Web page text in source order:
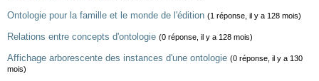
Ontologie pour la famille et le monde de l'édition (1 réponse, il y a 128 mois)
Relations entre concepts d'ontologie (0 réponse, il y a 128 mois)
Affichage arborescente des instances d'une ontologie (0 réponse, il y a 130
mois)